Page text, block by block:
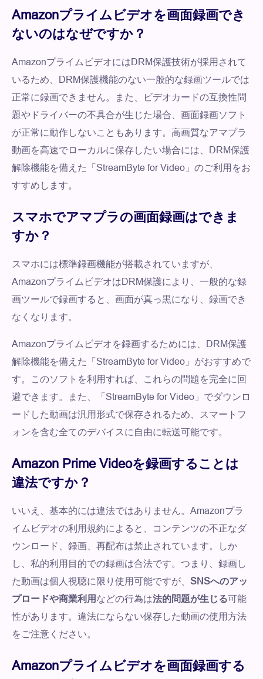
Amazonプライムビデオを画面録画でき
ないのはなぜですか？
AmazonプライムビデオにはDRM保護技術が採用されて
いるため、DRM保護機能のない一般的な録画ツールでは
正常に録画できません。また、ビデオカードの互換性問
題やドライバーの不具合が生じた場合、画面録画ソフト
が正常に動作しないこともあります。高画質なアマプラ
動画を高速でローカルに保存したい場合には、DRM保護
解除機能を備えた「StreamByte for Video」のご利用をお
すすめします。
スマホでアマプラの画面録画はできま
すか？
スマホには標準録画機能が搭載されていますが、
AmazonプライムビデオはDRM保護により、一般的な録
画ツールで録画すると、画面が真っ黒になり、録画でき
なくなります。
Amazonプライムビデオを録画するためには、DRM保護
解除機能を備えた「StreamByte for Video」がおすすめで
す。このソフトを利用すれば、これらの問題を完全に回
避できます。また、「StreamByte for Video」でダウンロ
ードした動画は汎用形式で保存されるため、スマートフ
ォンを含む全てのデバイスに自由に転送可能です。
Amazon Prime Videoを録画することは
違法ですか？
いいえ、基本的には違法ではありません。Amazonプラ
イムビデオの利用規約によると、コンテンツの不正なダ
ウンロード、録画、再配布は禁止されています。しか
し、私的利用目的での録画は合法です。つまり、録画し
た動画は個人視聴に限り使用可能ですが、 SNSへのアッ
プロードや商業利用 などの行為は法的問題が生じる可能
性があります。違法にならない保存した動画の使用方法
をご注意ください。
Amazonプライムビデオを画面録画する